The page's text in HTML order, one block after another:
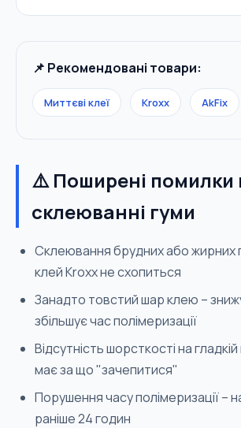
📌 Рекомендовані товари:
Миттєві клеї Kroxx AkFix
⚠️ Поширені помилки
склеюванні гуми
Склеювання брудних або жирних
клей Kroxx не схопиться
Занадто товстий шар клею –
збільшує час полімеризації
Відсутність шорсткості на
має за що "зачепитися"
Порушення часу полімеризації –
раніше 24 годин